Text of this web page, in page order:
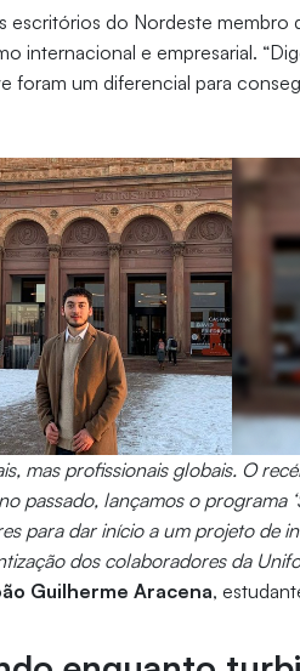
escritórios do Nordeste membro
internacional e empresarial.
foram um diferencial para
mas profissionais globais. O
passado, lançamos o programa
para dar início a um projeto de
dos colaboradores da
Guilherme Aracena,